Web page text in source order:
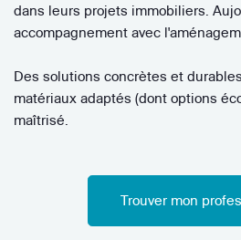
dans leurs projets immobiliers.
accompagnement avec
Des solutions concrètes et
matériaux adaptés (dont options
maîtrisé.
Trouver mon